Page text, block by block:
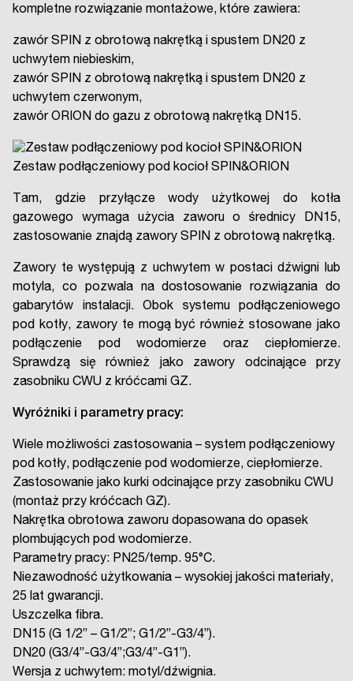
kompletne rozwiązanie montażowe, które zawiera:
zawór SPIN z obrotową nakrętką i spustem DN20 z
uchwytem niebieskim,
zawór SPIN z obrotową nakrętką i spustem DN20 z
uchwytem czerwonym,
zawór ORION do gazu z obrotową nakrętką DN15.
Zestaw podłączeniowy pod kocioł SPIN&ORION
Tam, gdzie przyłącze wody użytkowej do kotła
gazowego wymaga użycia zaworu o średnicy DN15,
zastosowanie znajdą zawory SPIN z obrotową nakrętką.
Zawory te występują z uchwytem w postaci dźwigni lub
motyla, co pozwala na dostosowanie rozwiązania do
gabarytów instalacji. Obok systemu podłączeniowego
pod kotły, zawory te mogą być również stosowane jako
podłączenie pod wodomierze oraz ciepłomierze.
Sprawdzą się również jako zawory odcinające przy
zasobniku CWU z króćcami GZ.
Wyróżniki i parametry pracy:
Wiele możliwości zastosowania – system podłączeniowy
pod kotły, podłączenie pod wodomierze, ciepłomierze.
Zastosowanie jako kurki odcinające przy zasobniku CWU
(montaż przy króćcach GZ).
Nakrętka obrotowa zaworu dopasowana do opasek
plombujących pod wodomierze.
Parametry pracy: PN25/temp. 95°C.
Niezawodność użytkowania – wysokiej jakości materiały,
25 lat gwarancji.
Uszczelka fibra.
DN15 (G 1/2” – G1/2”; G1/2”-G3/4”).
DN20 (G3/4”-G3/4”;G3/4”-G1”).
Wersja z uchwytem: motyl/dźwignia.